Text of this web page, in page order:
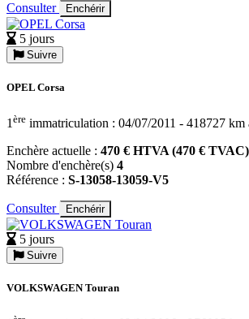
Consulter Enchérir
5 jours
Suivre
OPEL Corsa
1 ère immatriculation : 04/07/2011 - 418727 km
Enchère actuelle : 470 € HTVA (470 € TVAC)
Nombre d'enchère(s) 4
Référence : S-13058-13059-V5
Consulter Enchérir
5 jours
Suivre
VOLKSWAGEN Touran